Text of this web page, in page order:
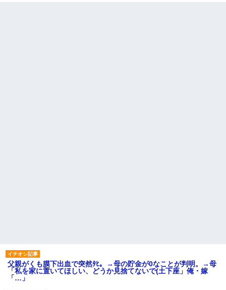
父親がくも膜下出血で突然ﾀﾋ。→母の貯金が0なことが判明。→母
「私を家に置いてほしい、どうか見捨てないで(土下座」俺・嫁
「…」